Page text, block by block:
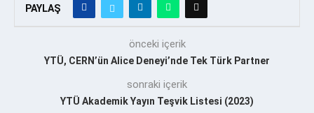
PAYLAŞ
önceki içerik
YTÜ, CERN’ün Alice Deneyi’nde Tek Türk Partner
sonraki içerik
YTÜ Akademik Yayın Teşvik Listesi (2023)